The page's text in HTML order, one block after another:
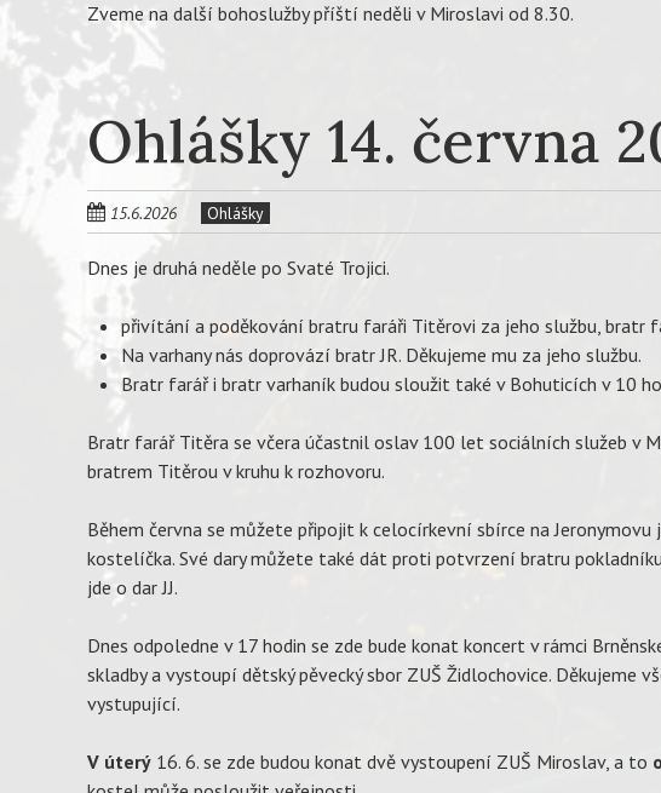
Zveme na další bohoslužby příští neděli v Miroslavi od 8.30.
Ohlášky 14. června
15.6.2026 Ohlášky
Dnes je druhá neděle po Svaté Trojici.
přivítání a poděkování bratru faráři Titěrovi za jeho službu, bratr
Na varhany nás doprovází bratr JR. Děkujeme mu za jeho službu.
Bratr farář i bratr varhaník budou sloužit také v Bohuticích v 10
Bratr farář Titěra se včera účastnil oslav 100 let sociálních služeb v
bratrem Titěrou v kruhu k rozhovoru.
Během června se můžete připojit k celocírkevní sbírce na
kostelíčka. Své dary můžete také dát proti potvrzení bratru
jde o dar JJ.
Dnes odpoledne v 17 hodin se zde bude konat koncert v rámci
skladby a vystoupí dětský pěvecký sbor ZUŠ Židlochovice. Děkujeme
vystupující.
V úterý 16. 6. se zde budou konat dvě vystoupení ZUŠ Miroslav, a to